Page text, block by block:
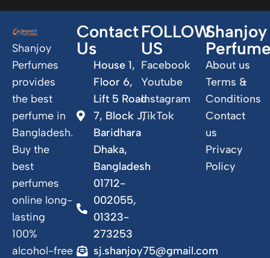
Shanjoy
Perfumes
provides
the best
perfume in
Bangladesh.
Buy the
best
perfumes
online long-
lasting
100%
alcohol-free
Contact
Us
House 1,
Floor 6,
Lift 5 Road
7, Block J,
Baridhara
Dhaka,
Bangladesh
01712-
002055,
01323-
273253
sj.shanjoy75@gmail.com
FOLLOW
US
Facebook
Youtube
Instagram
TikTok
Shanjoy
About us
Terms &
Conditions
Contact
us
Privacy
Policy